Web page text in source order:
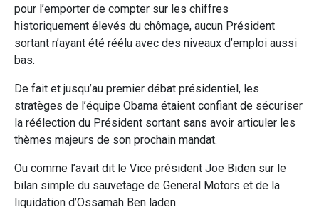
pour l’emporter de compter sur les chiffres
historiquement élevés du chômage, aucun Président
sortant n’ayant été réélu avec des niveaux d’emploi aussi
bas.
De fait et jusqu’au premier débat présidentiel, les
stratèges de l’équipe Obama étaient confiant de sécuriser
la réélection du Président sortant sans avoir articuler les
thèmes majeurs de son prochain mandat.
Ou comme l’avait dit le Vice président Joe Biden sur le
bilan simple du sauvetage de General Motors et de la
liquidation d’Ossamah Ben laden.